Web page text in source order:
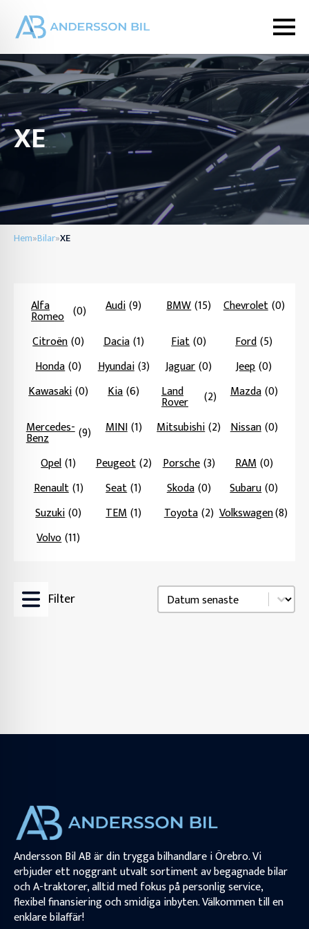
XE
Hem»Bilar»XE
Alfa
Romeo (0) Audi(9) BMW(15) Chevrolet(0)
Citroën(0) Dacia(1) Fiat(0) Ford(5)
Honda(0) Hyundai(3) Jaguar(0) Jeep(0)
Kawasaki(0) Kia(6) Land
Rover (2) Mazda(0)
Mercedes-
Benz (9) MINI(1) Mitsubishi(2) Nissan(0)
Opel(1) Peugeot(2) Porsche(3) RAM(0)
Renault(1) Seat(1) Skoda(0) Subaru(0)
Suzuki(0) TEM(1) Toyota(2) Volkswagen(8)
Volvo(11)
Filter Sortering
Sort content
Andersson Bil AB är din trygga bilhandlare i Örebro. Vi
erbjuder ett noggrant utvalt sortiment av begagnade bilar
och A-traktorer, alltid med fokus på personlig service,
flexibel finansiering och smidiga inbyten. Välkommen till en
enklare bilaffär!